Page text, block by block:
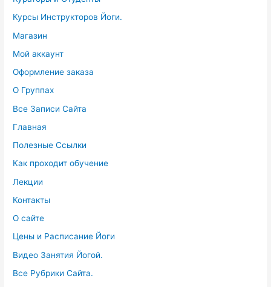
Курсы Инструкторов Йоги.
Магазин
Мой аккаунт
Оформление заказа
О Группах
Все Записи Сайта
Главная
Полезные Ссылки
Как проходит обучение
Лекции
Контакты
О сайте
Цены и Расписание Йоги
Видео Занятия Йогой.
Все Рубрики Сайта.